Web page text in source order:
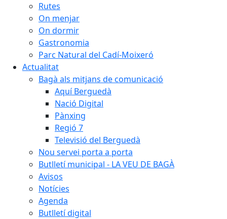
Rutes
On menjar
On dormir
Gastronomia
Parc Natural del Cadí-Moixeró
Actualitat
Bagà als mitjans de comunicació
Aquí Berguedà
Nació Digital
Pànxing
Regió 7
Televisió del Berguedà
Nou servei porta a porta
Butlletí municipal - LA VEU DE BAGÀ
Avisos
Notícies
Agenda
Butlletí digital